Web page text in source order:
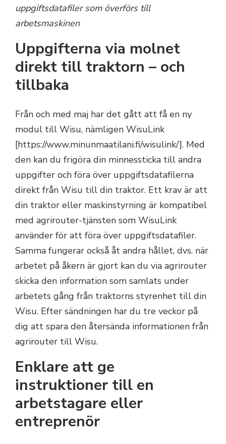
uppgiftsdatafiler som överförs till
arbetsmaskinen
Uppgifterna via molnet
direkt till traktorn – och
tillbaka
Från och med maj har det gått att få en ny
modul till Wisu, nämligen WisuLink
[https://www.minunmaatilani.fi/wisulink/]. Med
den kan du frigöra din minnessticka till andra
uppgifter och föra över uppgiftsdatafilerna
direkt från Wisu till din traktor. Ett krav är att
din traktor eller maskinstyrning är kompatibel
med agrirouter-tjänsten som WisuLink
använder för att föra över uppgiftsdatafiler.
Samma fungerar också åt andra hållet, dvs. när
arbetet på åkern är gjort kan du via agrirouter
skicka den information som samlats under
arbetets gång från traktorns styrenhet till din
Wisu. Efter sändningen har du tre veckor på
dig att spara den återsända informationen från
agrirouter till Wisu.
Enklare att ge
instruktioner till en
arbetstagare eller
entreprenör